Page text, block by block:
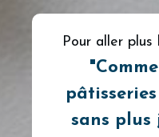
Pour aller
"
sans plus